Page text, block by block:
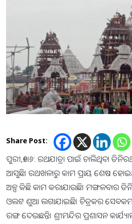
Share Post:
ପୁରୀ,୧୬ା୬: ରଥଯାତ୍ରା ପାଇଁ ଚାଲିଥିବା
ଆସୁଛି। ରଥଖଳାରୁ କାମ ପ୍ରାୟ ଶେଷ
ଅଳ୍ପ କିଛି କାମ କରାଯାଉଛି। ମଙ୍ଗଳବାର
ଓଲଟ ଶୁଆ ଲଗାଯାଇଛି। ଚିତ୍ରକର
ରଙ୍ଗ ଦେଉଛନ୍ତି। ଶ୍ରୀମନ୍ଦିର ପ୍ରଶାସନ